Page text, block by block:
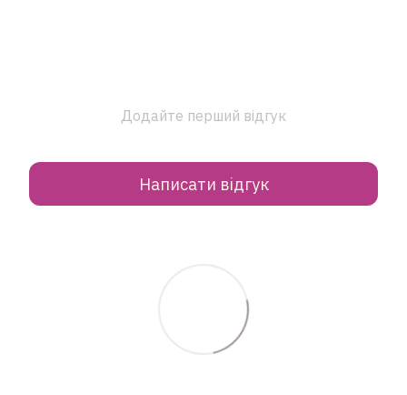
Додайте перший відгук
Написати відгук